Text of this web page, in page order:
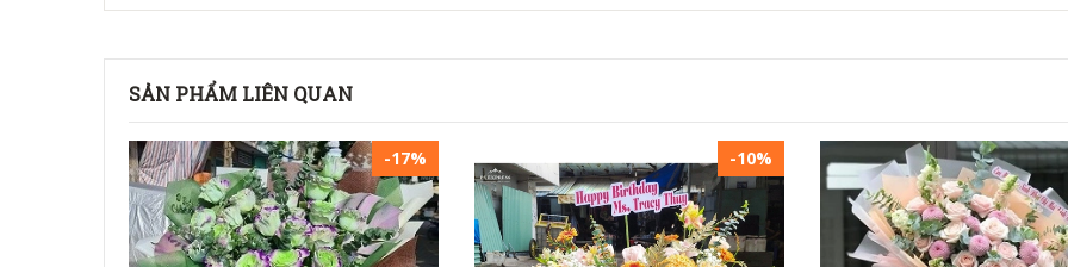
SẢN PHẨM LIÊN QUAN
-17% -10%